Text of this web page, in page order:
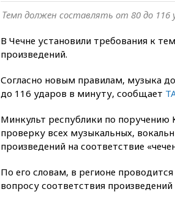
Темп должен составлять от 80 до 116
В Чечне установили требования к
произведений.
Согласно новым правилам, музыка
до 116 ударов в минуту, сообщает
Минкульт республики по поручению
проверку всех музыкальных,
произведений на соответствие
По его словам, в регионе
вопросу соответствия